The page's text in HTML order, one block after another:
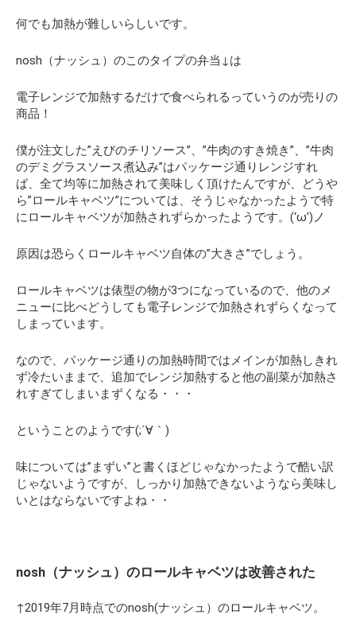
何でも加熱が難しいらしいです。
nosh（ナッシュ）のこのタイプの弁当↓は
電子レンジで加熱するだけで食べられるっていうのが売りの
商品！
僕が注文した”えびのチリソース”、”牛肉のすき焼き”、”牛肉
のデミグラスソース煮込み”はパッケージ通りレンジすれ
ば、全て均等に加熱されて美味しく頂けたんですが、どうや
ら”ロールキャベツ”については、そうじゃなかったようで特
にロールキャベツが加熱されずらかったようです。(‘ω’)ノ
原因は恐らくロールキャベツ自体の”大きさ”でしょう。
ロールキャベツは俵型の物が3つになっているので、他のメ
ニューに比べどうしても電子レンジで加熱されずらくなって
しまっています。
なので、パッケージ通りの加熱時間ではメインが加熱しきれ
ず冷たいままで、追加でレンジ加熱すると他の副菜が加熱さ
れすぎてしまいまずくなる・・・
ということのようです(;´∀｀)
味については”まずい”と書くほどじゃなかったようで酷い訳
じゃないようですが、しっかり加熱できないようなら美味し
いとはならないですよね・・
nosh（ナッシュ）のロールキャベツは改善された
↑2019年7月時点でのnosh(ナッシュ）のロールキャベツ。